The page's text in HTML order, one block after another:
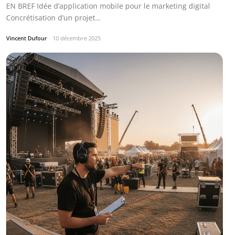
EN BREF Idée d’application mobile pour le marketing digital
Concrétisation d’un projet…
Vincent Dufour 10 décembre 2025